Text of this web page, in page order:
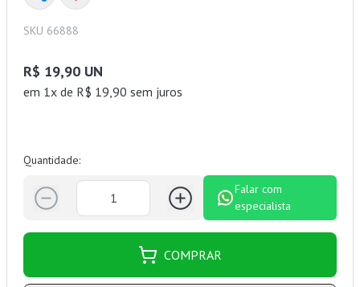
SKU 66888
R$ 19,90 UN
em 1x de R$ 19,90 sem juros
Quantidade:
Falar com
especialista
COMPRAR